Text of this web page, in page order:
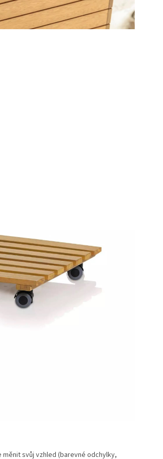
svůj vzhled (barevné odchylky,